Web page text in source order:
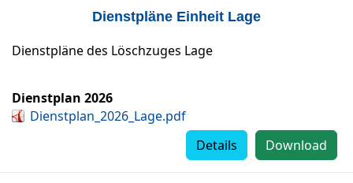
Dienstpläne Einheit Lage
Dienstpläne des Löschzuges Lage
Dienstplan 2026
Dienstplan_2026_Lage.pdf
Download
Details